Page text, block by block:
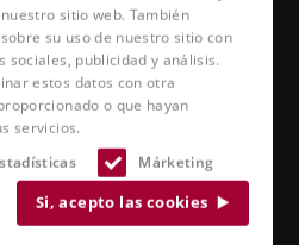
sitio web. También
su uso de nuestro sitio con
sociales, publicidad y análisis.
estos datos con otra
o que hayan
servicios.
Márketing
Si, acepto las cookies